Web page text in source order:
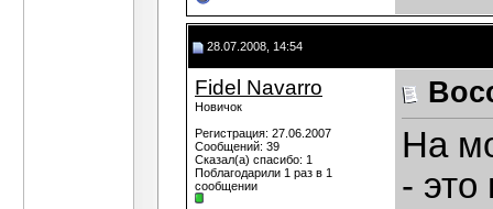
28.07.2008, 14:54
Fidel Navarro
Новичок
Регистрация: 27.06.2007
Сообщений: 39
Сказал(а) спасибо: 1
Поблагодарили 1 раз в 1
сообщении
На
- это